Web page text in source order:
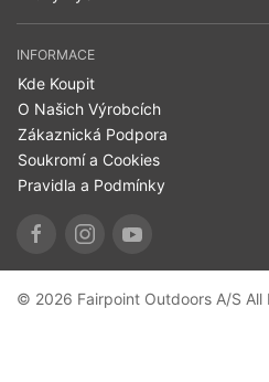
INFORMACE
Kde Koupit
O Našich Výrobcích
Zákaznická Podpora
Soukromí a Cookies
Pravidla a Podmínky
© 2026 Fairpoint Outdoors A/S All